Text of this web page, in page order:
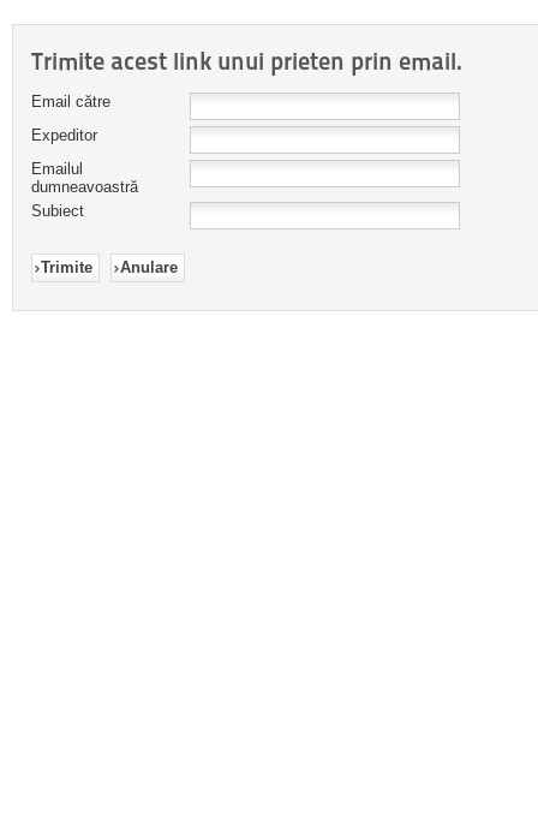
Trimite acest link unui prieten prin email.
Email către
Expeditor
Emailul
dumneavoastră
Subiect
Trimite Anulare